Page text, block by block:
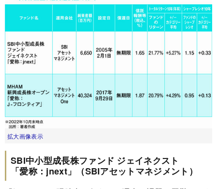
拡大画像表示
SBI中小型成長株ファンド ジェイネクスト
「愛称：jnext」（SBIアセットマネジメント）